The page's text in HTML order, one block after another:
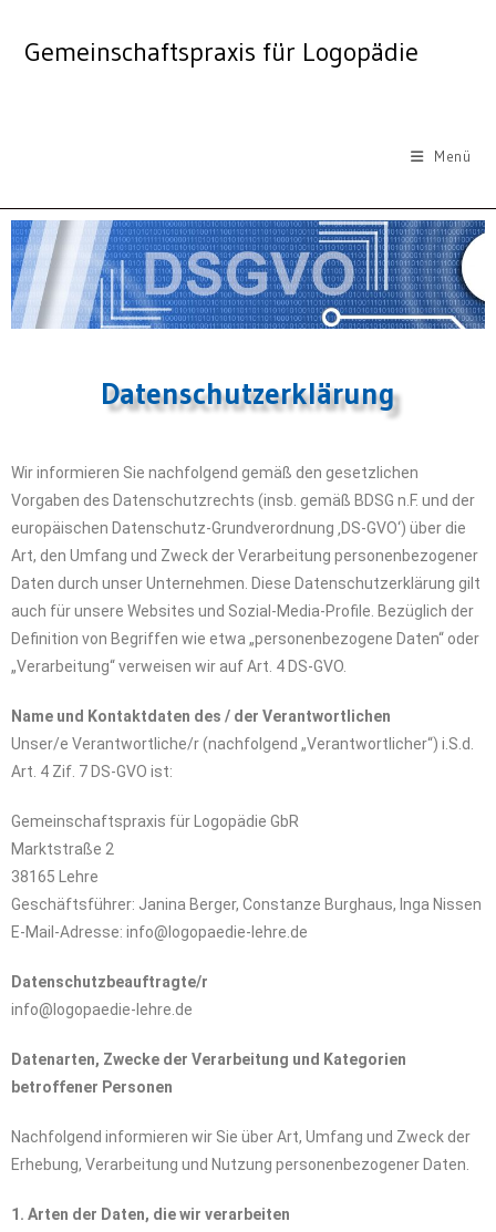
Gemeinschaftspraxis für Logopädie
Menü
Datenschutzerklärung
Wir informieren Sie nachfolgend gemäß den gesetzlichen
Vorgaben des Datenschutzrechts (insb. gemäß BDSG n.F. und der
europäischen Datenschutz-Grundverordnung ‚DS-GVO‘) über die
Art, den Umfang und Zweck der Verarbeitung personenbezogener
Daten durch unser Unternehmen. Diese Datenschutzerklärung gilt
auch für unsere Websites und Sozial-Media-Profile. Bezüglich der
Definition von Begriffen wie etwa „personenbezogene Daten“ oder
„Verarbeitung“ verweisen wir auf Art. 4 DS-GVO.
Name und Kontaktdaten des / der Verantwortlichen
Unser/e Verantwortliche/r (nachfolgend „Verantwortlicher“) i.S.d.
Art. 4 Zif. 7 DS-GVO ist:
Gemeinschaftspraxis für Logopädie GbR
Marktstraße 2
38165 Lehre
Geschäftsführer: Janina Berger, Constanze Burghaus, Inga Nissen
E-Mail-Adresse: info@logopaedie-lehre.de
Datenschutzbeauftragte/r
info@logopaedie-lehre.de
Datenarten, Zwecke der Verarbeitung und Kategorien
betroffener Personen
Nachfolgend informieren wir Sie über Art, Umfang und Zweck der
Erhebung, Verarbeitung und Nutzung personenbezogener Daten.
1. Arten der Daten, die wir verarbeiten